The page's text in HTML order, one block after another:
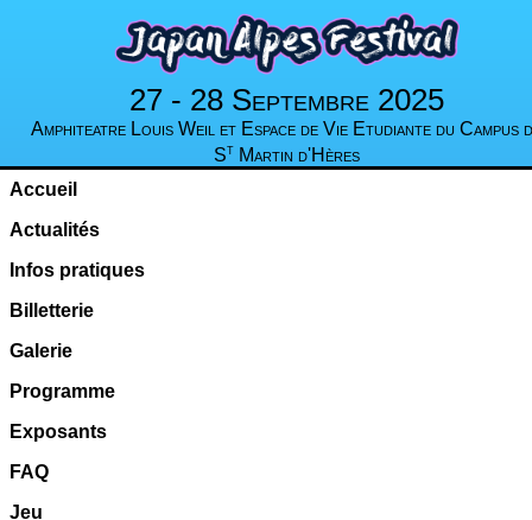
27 - 28 Septembre 2025
Amphiteatre Louis Weil et Espace de Vie Etudiante du Campus
St Martin d'Hères
Accueil
Actualités
Infos pratiques
Billetterie
Galerie
Programme
Exposants
FAQ
Jeu